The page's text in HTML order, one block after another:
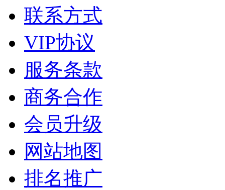
联系方式
VIP协议
服务条款
商务合作
会员升级
网站地图
排名推广